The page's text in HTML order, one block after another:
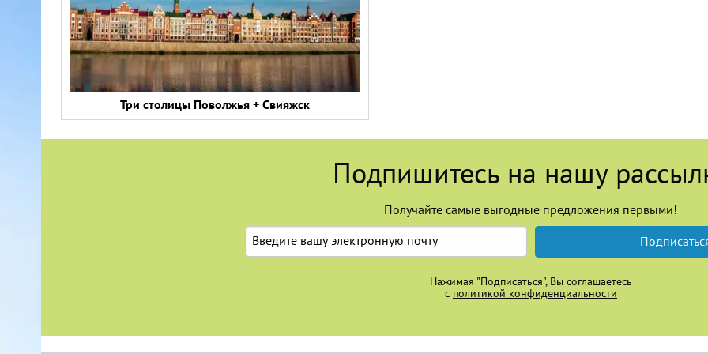
Три столицы Поволжья + Свияжск
Подпишитесь на нашу
Получайте самые выгодные предложения первыми!
Нажимая "Подписаться", Вы соглашаетесь
с политикой конфиденциальности